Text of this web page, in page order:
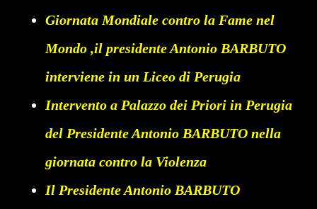
Giornata Mondiale contro la Fame nel
Mondo ,il presidente Antonio BARBUTO
interviene in un Liceo di Perugia
Intervento a Palazzo dei Priori in Perugia
del Presidente Antonio BARBUTO nella
giornata contro la Violenza
Il Presidente Antonio BARBUTO